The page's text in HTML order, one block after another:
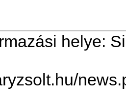
helye: